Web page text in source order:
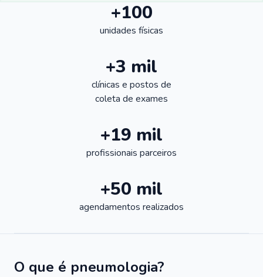
+100
unidades físicas
+3 mil
clínicas e postos de
coleta de exames
+19 mil
profissionais parceiros
+50 mil
agendamentos realizados
O que é pneumologia?